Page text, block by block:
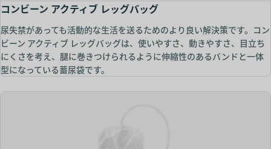
コンビーン アクティブ レッグバッグ
尿失禁があっても活動的な生活を送るためのより良い解決策です。コン
ビーン アクティブ レッグバッグは、使いやすさ、動きやすさ、目立ち
にくさを考え、腿に巻きつけられるように伸縮性のあるバンドと一体
型になっている蓄尿袋です。